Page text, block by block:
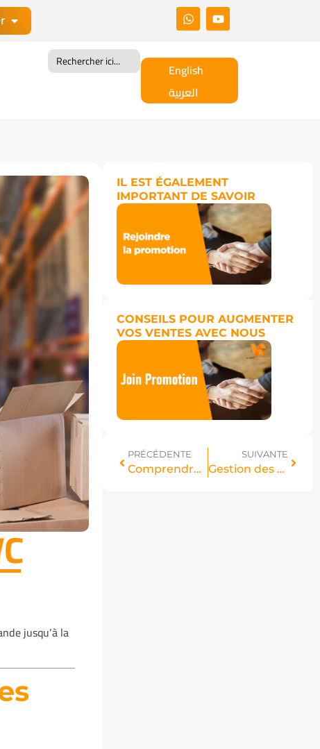
Search
for:
English
العربية
jusqu’à la
IL EST ÉGALEMENT
IMPORTANT DE SAVOIR
CONSEILS POUR AUGMENTER
VOS VENTES AVEC NOUS
PRÉCÉDENTE
Comprendre votre relevé de compte VC
SUIVANTE
Gestion des retours VC